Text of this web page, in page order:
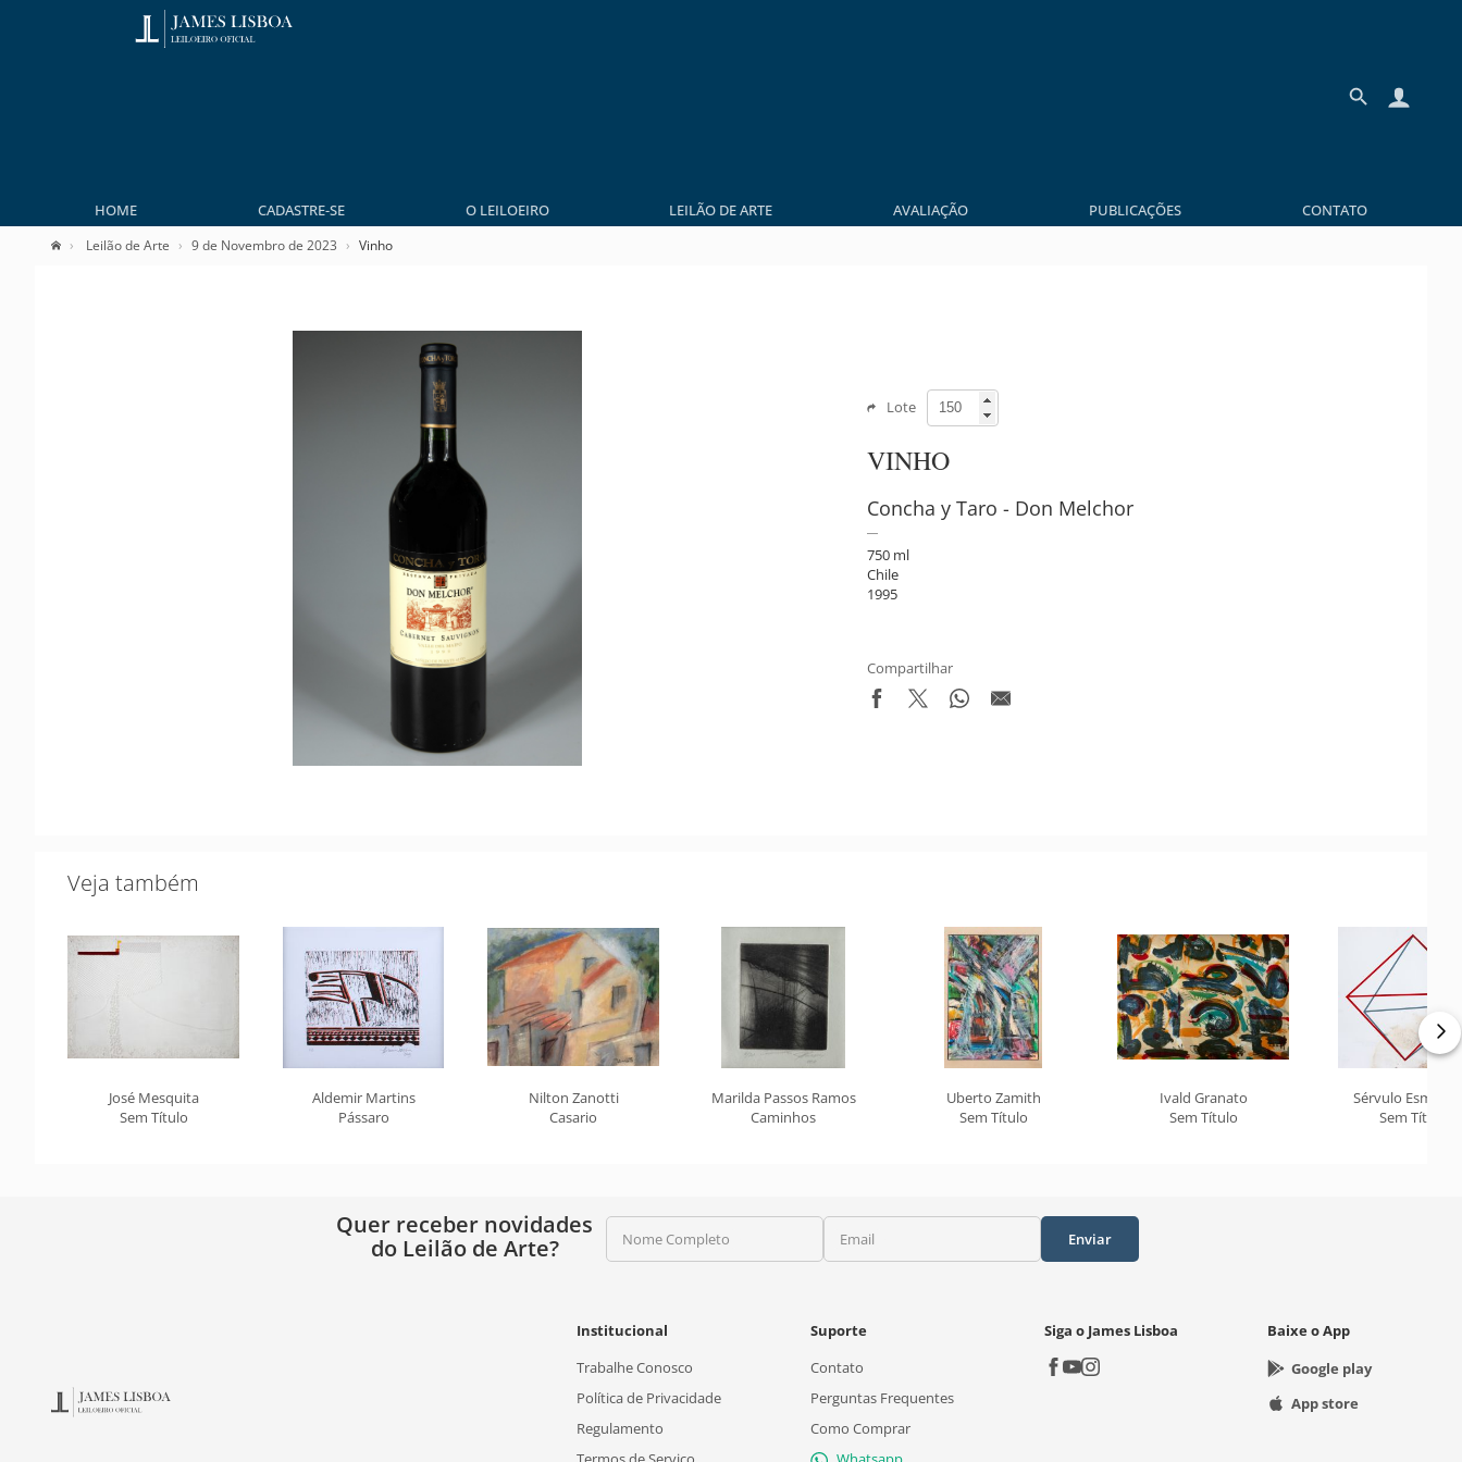
HOME CADASTRE-SE O LEILOEIRO LEILÃO DE ARTE AVALIAÇÃO PUBLICAÇÕES CONTATO
Leilão de Arte 9 de Novembro de 2023 Vinho
Lote
VINHO
Concha y Taro - Don Melchor
750 ml
Chile
1995
Compartilhar
Veja também
José Mesquita
Sem Título
Aldemir Martins
Pássaro
Nilton Zanotti
Casario
Marilda Passos Ramos
Caminhos
Uberto Zamith
Sem Título
Ivald Granato
Sem Título
Sérvulo
Sem Título
Quer receber novidades
do Leilão de Arte?
Nome Completo Email Enviar
Institucional
Trabalhe Conosco
Política de Privacidade
Regulamento
Suporte
Contato
Perguntas Frequentes
Como Comprar
Siga o James Lisboa
Baixe o App
Google play
App store